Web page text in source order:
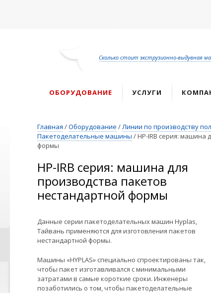
Перейти
к
Сколько стоит экструзионно-выдувная
ОБОРУДОВАНИЕ УСЛУГИ
Главная /Оборудование /Линии по производству
Пакетоделательные машины /HP-IRB серия: машина
формы
HP-IRB серия: машина для
производства пакетов
нестандартной формы
Данные серии пакетоделательных машин Hyplas,
Тайвань применяются для изготовления пакетов
нестандартной формы.
Машины «HYPLAS» специально спроектированы так,
чтобы пакет изготавливался с минимальными
затратами в самые короткие сроки. Инженеры
позаботились о том, чтобы пакетоделательные